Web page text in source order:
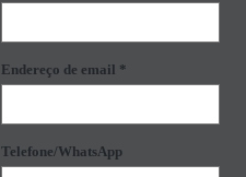
Endereço de email *
Telefone/WhatsApp